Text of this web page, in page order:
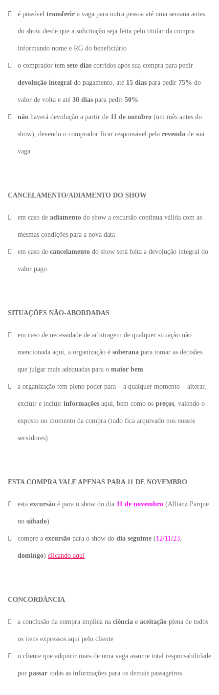
é possível transferir a vaga para outra pessoa até uma semana antes
do show desde que a solicitação seja feita pelo titular da compra
informando nome e RG do beneficiário
o comprador tem sete dias corridos após sua compra para pedir
devolução integral do pagamento, até 15 dias para pedir 75% do
valor de volta e até 30 dias para pedir 50%
não haverá devolução a partir de 11 de outubro (um mês antes do
show), devendo o comprador ficar responsável pela revenda de sua
vaga
CANCELAMENTO/ADIAMENTO DO SHOW
em caso de adiamento do show a excursão continua válida com as
mesmas condições para a nova data
em caso de cancelamento do show será feita a devolução integral do
valor pago
SITUAÇÕES NÃO-ABORDADAS
em caso de necessidade de arbitragem de qualquer situação não
mencionada aqui, a organização é soberana para tomar as decisões
que julgar mais adequadas para o maior bem
a organização tem pleno poder para – a qualquer momento – alterar,
excluir e incluir informações aqui, bem como os preços , valendo o
exposto no momento da compra (tudo fica arquivado nos nossos
servidores)
ESTA COMPRA VALE APENAS PARA 11 DE NOVEMBRO
esta excursão é para o show do dia 11 de novembro (Allianz Parque
no sábado)
compre a excursão para o show do dia seguinte (12/11/23
domingo) clicando aqui
CONCORDÂNCIA
a conclusão da compra implica na ciência e aceitação plena de todos
os itens expressos aqui pelo cliente
o cliente que adquirir mais de uma vaga assume total responsabilidade
por passar todas as informações para os demais passageiros